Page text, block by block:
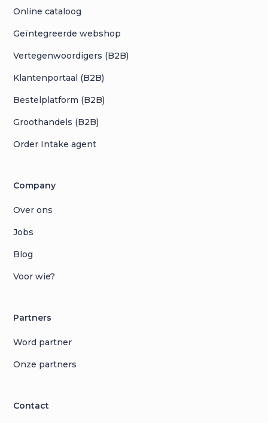
Online cataloog
Geïntegreerde webshop
Vertegenwoordigers (B2B)
Klantenportaal (B2B)
Bestelplatform (B2B)
Groothandels (B2B)
Order Intake agent
Company
Over ons
Jobs
Blog
Voor wie?
Partners
Word partner
Onze partners
Contact